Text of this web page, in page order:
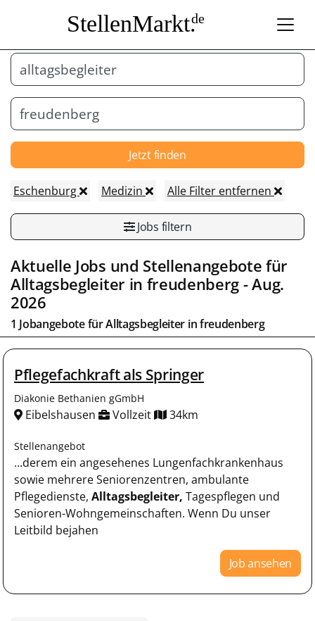
StellenMarkt.de
Jetzt finden
Eschenburg Medizin Alle Filter entfernen
Jobs filtern
Aktuelle Jobs und Stellenangebote für
Alltagsbegleiter in freudenberg- Aug.
2026
1 Jobangebote fürAlltagsbegleiter infreudenberg
Pflegefachkraft als Springer
Diakonie Bethanien gGmbH
Eibelshausen Vollzeit 34km
Stellenangebot
...derem ein angesehenes Lungenfachkrankenhaus
sowie mehrere Seniorenzentren, ambulante
Pflegedienste, Alltagsbegleiter, Tagespflegen und
Senioren-Wohngemeinschaften. Wenn Du unser
Leitbild bejahen
Job ansehen